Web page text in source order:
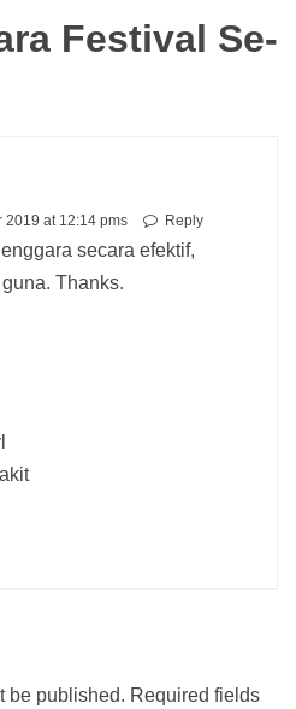
Festival Se-
2019 at 12:14 pms Reply
secara efektif,
Thanks.
be published. Required fields